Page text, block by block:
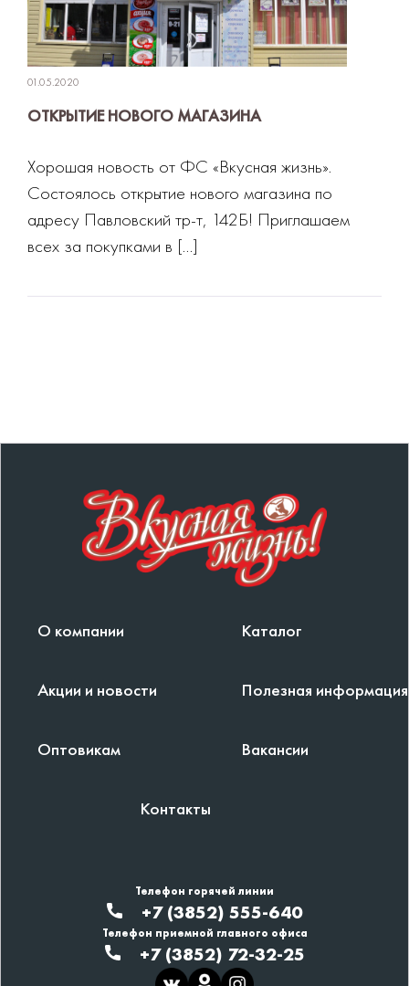
01.05.2020
ОТКРЫТИЕ НОВОГО МАГАЗИНА
Хорошая новость от ФС «Вкусная жизнь».
Состоялось открытие нового магазина по
адресу Павловский тр-т, 142Б! Приглашаем
всех за покупками в […]
О компании Каталог
Акции и новости Полезная информация
Оптовикам Вакансии
Контакты
Телефон горячей линии
+7 (3852) 555-640
Телефон приемной главного офиса
+7 (3852) 72-32-25